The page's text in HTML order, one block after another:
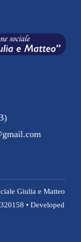
Giulia e Matteo
• Developed